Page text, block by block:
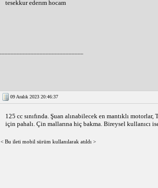
tesekkur ederım hocam
09 Aralık 2023 20:46:37
125 cc sınıfında. Şuan alınabilecek en mantıklı
için pahalı. Çin mallarına hiç bakma. Bireysel kullanıcı
< Bu ileti mobil sürüm kullanılarak atıldı >